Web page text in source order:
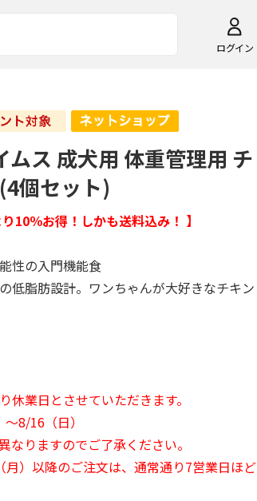
ログイン
ムス 成犬用 体重管理用 チ
個セット)
10％お得！しかも送料込み！ 】
性の入門機能食
低脂肪設計。ワンちゃんが大好きなチキン
休業日とさせていただきます。
8/16（日）
なりますのでご了承ください。
月）以降のご注文は、通常通り7営業日ほど